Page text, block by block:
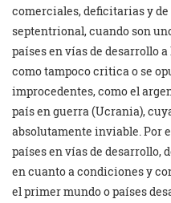
comerciales, deficitarias y
septentrional, cuando son
países en vías de desarrollo
como tampoco critica o se
improcedentes, como el
país en guerra (Ucrania),
absolutamente inviable. Por
países en vías de desarrollo,
en cuanto a condiciones y
el primer mundo o países